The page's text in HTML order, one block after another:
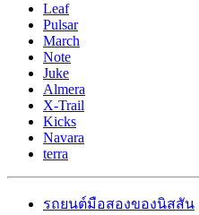
Leaf
Pulsar
March
Note
Juke
Almera
X-Trail
Kicks
Navara
terra
รถยนต์มือสองของนิสสัน